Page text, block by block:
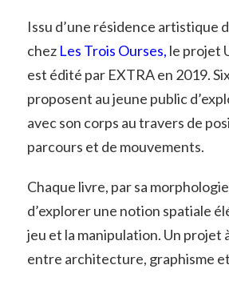
Issu d’une résidence artistique
chez Les Trois Ourses, le projet
est édité par EXTRA en 2019.
proposent au jeune public
avec son corps au travers de
parcours et de mouvements.
Chaque livre, par sa
d’explorer une notion spatiale
jeu et la manipulation. Un projet
entre architecture, graphisme